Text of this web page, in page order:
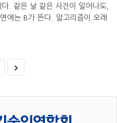
. 같은 날 같은 사건이 일어나도,
에는 B가 뜬다. 알고리즘이 오래